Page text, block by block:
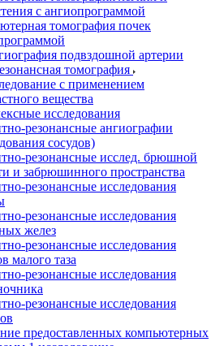
с ангиопрограммой
томография почек
подвздошной артерии
томография
с применением
вещества
исследования
резонансные ангиографии
сосудов)
резонансные исслед. брюшной
и забрюшинного пространства
резонансные исследования
резонансные исследования
желез
резонансные исследования
малого таза
резонансные исследования
резонансные исследования
предоставленных компьютерных